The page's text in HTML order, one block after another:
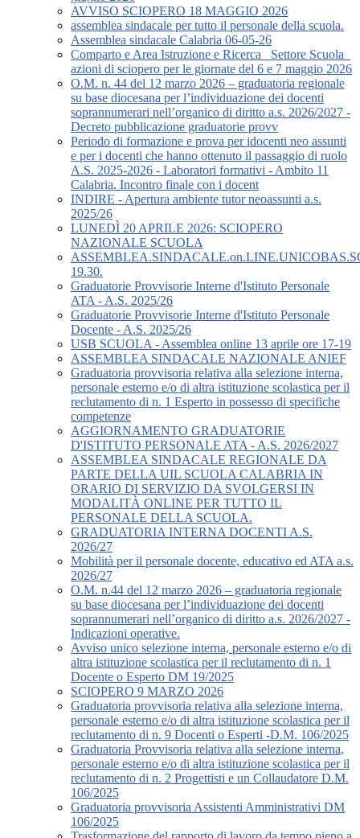
AVVISO SCIOPERO 18 MAGGIO 2026
assemblea sindacale per tutto il personale della scuola.
Assemblea sindacale Calabria 06-05-26
Comparto e Area Istruzione e Ricerca_ Settore Scuola_
azioni di sciopero per le giornate del 6 e 7 maggio 2026
O.M. n. 44 del 12 marzo 2026 – graduatoria regionale
su base diocesana per l’individuazione dei docenti
soprannumerari nell’organico di diritto a.s. 2026/2027 -
Decreto pubblicazione graduatorie provv
Periodo di formazione e prova per idocenti neo assunti
e per i docenti che hanno ottenuto il passaggio di ruolo
A.S. 2025-2026 - Laboratori formativi - Ambito 11
Calabria. Incontro finale con i docent
INDIRE - Apertura ambiente tutor neoassunti a.s.
2025/26
LUNEDÌ 20 APRILE 2026: SCIOPERO
NAZIONALE SCUOLA
19.30.
Graduatorie Provvisorie Interne d'Istituto Personale
ATA - A.S. 2025/26
Graduatorie Provvisorie Interne d'Istituto Personale
Docente - A.S. 2025/26
USB SCUOLA - Assemblea online 13 aprile ore 17-19
ASSEMBLEA SINDACALE NAZIONALE ANIEF
Graduatoria provvisoria relativa alla selezione interna,
personale esterno e/o di altra istituzione scolastica per il
reclutamento di n. 1 Esperto in possesso di specifiche
competenze
AGGIORNAMENTO GRADUATORIE
D'ISTITUTO PERSONALE ATA - A.S. 2026/2027
ASSEMBLEA SINDACALE REGIONALE DA
PARTE DELLA UIL SCUOLA CALABRIA IN
ORARIO DI SERVIZIO DA SVOLGERSI IN
MODALITÀ ONLINE PER TUTTO IL
PERSONALE DELLA SCUOLA.
GRADUATORIA INTERNA DOCENTI A.S.
2026/27
Mobilità per il personale docente, educativo ed ATA a.s.
2026/27
O.M. n.44 del 12 marzo 2026 – graduatoria regionale
su base diocesana per l’individuazione dei docenti
soprannumerari nell’organico di diritto a.s. 2026/2027 -
Indicazioni operative.
Avviso unico selezione interna, personale esterno e/o di
altra istituzione scolastica per il reclutamento di n. 1
Docente o Esperto DM 19/2025
SCIOPERO 9 MARZO 2026
Graduatoria provvisoria relativa alla selezione interna,
personale esterno e/o di altra istituzione scolastica per il
reclutamento di n. 9 Docenti o Esperti -D.M. 106/2025
Graduatoria Provvisoria relativa alla selezione interna,
personale esterno e/o di altra istituzione scolastica per il
reclutamento di n. 2 Progettisti e un Collaudatore D.M.
106/2025
Graduatoria provvisoria Assistenti Amministrativi DM
106/2025